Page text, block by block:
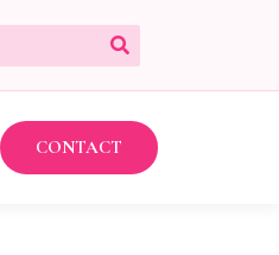
CONTACT